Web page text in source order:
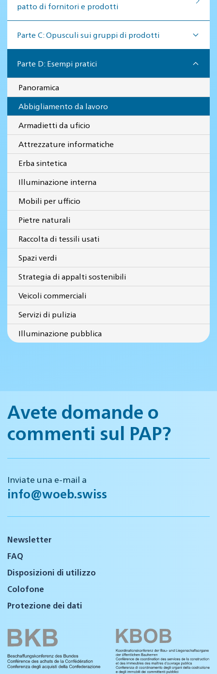
pat­to di for­ni­to­ri e pro­dot­ti
Parte C: Opusculi sui gruppi di prodotti
Parte D: Esempi pratici
Panoramica
Abbigliamento da lavoro
Armadietti da uficio
Attrezzature informatiche
Erba sintetica
Illuminazione interna
Mobili per ufficio
Pietre naturali
Raccolta di tessili usati
Spazi verdi
Strategia di appalti sostenibili
Veicoli commerciali
Servizi di pulizia
Illuminazione pubblica
Avete domande o
commenti sul PAP?
Inviate una e-mail a
info@woeb.swiss
Newsletter
FAQ
Disposizioni di utilizzo
Colofone
Protezione dei dati